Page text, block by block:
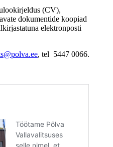
(CV),
dokumentide koopiad
elektronposti
, tel 5447 0066.